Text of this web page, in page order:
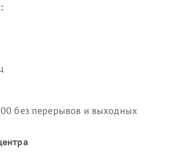
без перерывов и выходных